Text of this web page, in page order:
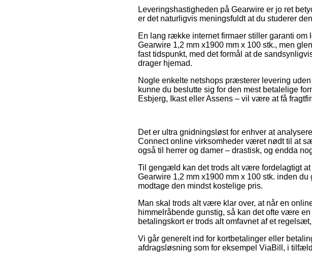
Leveringshastigheden på Gearwire er jo ret
er det naturligvis meningsfuldt at du studerer
En lang række internet firmaer stiller garanti om
Gearwire 1,2 mm x1900 mm x 100 stk., men
fast tidspunkt, med det formål at de
drager hjemad.
Nogle enkelte netshops præsterer levering
kunne du beslutte sig for den mest betalelige
Esbjerg, Ikast eller Assens – vil være at få
Det er ultra gnidningsløst for enhver at
Connect online virksomheder været nødt til at
også til herrer og damer – drastisk, og endda
Til gengæld kan det trods alt være fordelagtigt
Gearwire 1,2 mm x1900 mm x 100 stk. inden
modtage den mindst kostelige pris.
Man skal trods alt være klar over, at når en
himmelråbende gunstig, så kan det ofte være
betalingskort er trods alt omfavnet af et
Vi går generelt ind for kortbetalinger eller
afdragsløsning som for eksempel ViaBill, i